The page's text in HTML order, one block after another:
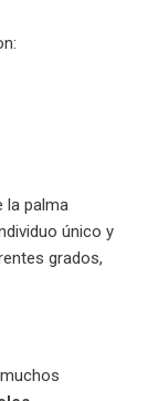
la palma
único y
grados,